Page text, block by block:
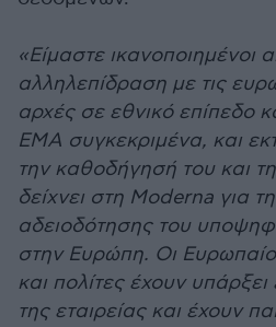
«Είμαστε ικανοποιημένοι
αλληλεπίδραση με τις
αρχές σε εθνικό επίπεδο
ΕΜΑ συγκεκριμένα, και
την καθοδήγησή του και
δείχνει στη Moderna για
αδειοδότησης του
στην Ευρώπη. Οι
και πολίτες έχουν
της εταιρείας και έχουν